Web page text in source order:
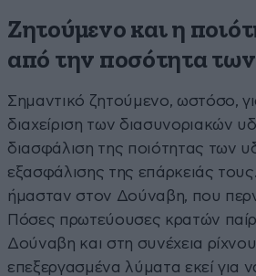
Ζητούμενο και η
από την ποσότητα
Σημαντικό ζητούμενο, ωστόσο,
διαχείριση των διασυνοριακών
διασφάλιση της ποιότητας των
εξασφάλισης της επάρκειάς
ήμασταν στον Δούναβη, που
Πόσες πρωτεύουσες κρατών
Δούναβη και στη συνέχεια
επεξεργασμένα λύματα εκεί για